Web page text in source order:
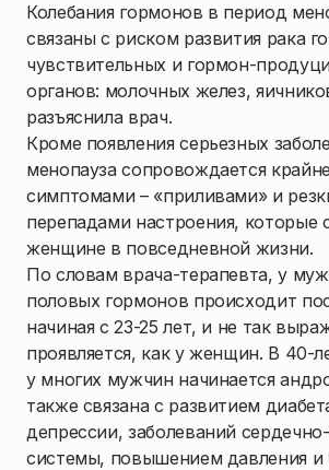
Колебания гормонов в период
связаны с риском развития рака
чувствительных и гормон-
органов: молочных желез,
разъяснила врач.
Кроме появления серьезных
менопауза сопровождается
симптомами – «приливами» и
перепадами настроения,
женщине в повседневной жизни.
По словам врача-терапевта, у
половых гормонов происходит
начиная с 23-25 лет, и не так
проявляется, как у женщин. В 40-
у многих мужчин начинается
также связана с развитием
депрессии, заболеваний
системы, повышением давления и